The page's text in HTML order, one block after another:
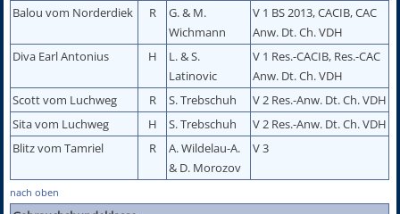
Balou vom Norderdiek
R
G. & M.
Wichmann
V 1 BS 2013, CACIB, CAC
Anw. Dt. Ch. VDH
Diva Earl Antonius
H
L. & S.
Latinovic
V 1 Res.-CACIB, Res.-CAC
Anw. Dt. Ch. VDH
Scott vom Luchweg
R S. Trebschuh
V 2 Res.-Anw. Dt. Ch. VDH
Sita vom Luchweg
H S. Trebschuh
V 2 Res.-Anw. Dt. Ch. VDH
Blitz vom Tamriel
R
A. Wildelau-A.
& D. Morozov
V 3
nach oben